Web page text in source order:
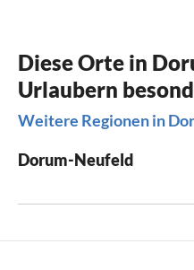
Diese Orte in
Urlaubern
Weitere Regionen in
Dorum-Neufeld